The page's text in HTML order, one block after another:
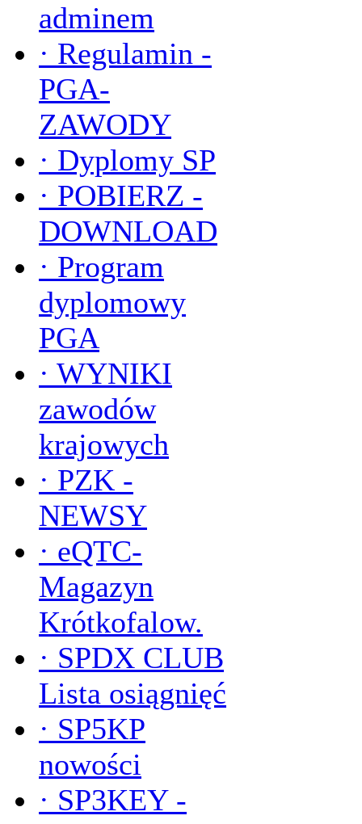
adminem
· Regulamin -
PGA-
ZAWODY
· Dyplomy SP
· POBIERZ -
DOWNLOAD
· Program
dyplomowy
PGA
· WYNIKI
zawodów
krajowych
· PZK -
NEWSY
· eQTC-
Magazyn
Krótkofalow.
· SPDX CLUB
Lista osiągnięć
· SP5KP
nowości
· SP3KEY -